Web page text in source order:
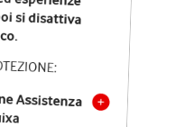
Assistenza